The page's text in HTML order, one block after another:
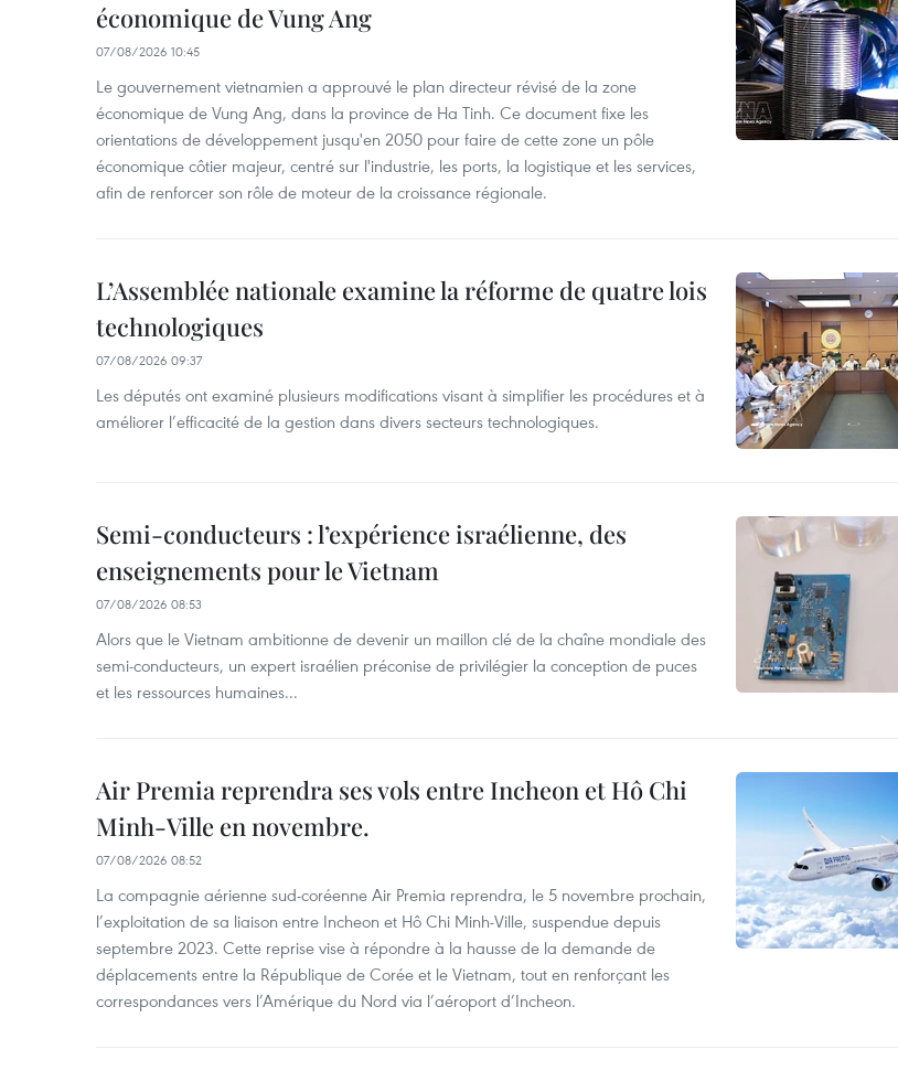
économique de Vung Ang
07/08/2026 10:45
Le gouvernement vietnamien a approuvé le plan directeur révisé de la zone
économique de Vung Ang, dans la province de Ha Tinh. Ce document fixe les
orientations de développement jusqu'en 2050 pour faire de cette zone un pôle
économique côtier majeur, centré sur l'industrie, les ports, la logistique et les services,
afin de renforcer son rôle de moteur de la croissance régionale.
L’Assemblée nationale examine la réforme de quatre lois
technologiques
07/08/2026 09:37
Les députés ont examiné plusieurs modifications visant à simplifier les procédures et à
améliorer l’efficacité de la gestion dans divers secteurs technologiques.
Semi-conducteurs : l’expérience israélienne, des
enseignements pour le Vietnam
07/08/2026 08:53
Alors que le Vietnam ambitionne de devenir un maillon clé de la chaîne mondiale des
semi-conducteurs, un expert israélien préconise de privilégier la conception de puces
et les ressources humaines...
Air Premia reprendra ses vols entre Incheon et Hô Chi
Minh-Ville en novembre.
07/08/2026 08:52
La compagnie aérienne sud-coréenne Air Premia reprendra, le 5 novembre prochain,
l’exploitation de sa liaison entre Incheon et Hô Chi Minh-Ville, suspendue depuis
septembre 2023. Cette reprise vise à répondre à la hausse de la demande de
déplacements entre la République de Corée et le Vietnam, tout en renforçant les
correspondances vers l’Amérique du Nord via l’aéroport d’Incheon.